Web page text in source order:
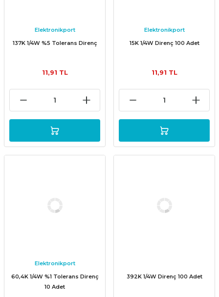
Elektronikport
137K 1/4W %5 Tolerans Direnç
11,91 TL
Elektronikport
15K 1/4W Direnç 100 Adet
11,91 TL
Elektronikport
60,4K 1/4W %1 Tolerans Direnç
10 Adet
392K 1/4W Direnç 100 Adet